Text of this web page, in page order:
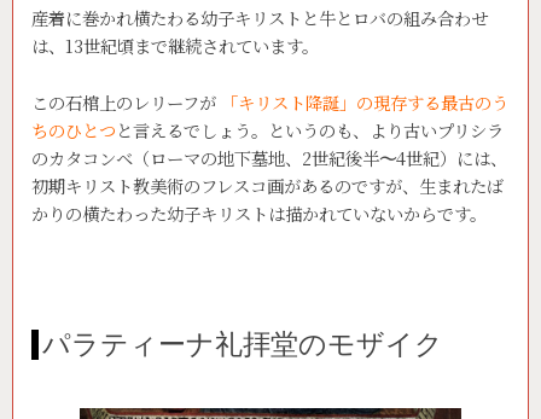
産着に巻かれ横たわる幼子キリストと牛とロバの組み合わせ
は、13世紀頃まで継続されています。
この石棺上のレリーフが
「キリスト降誕」の現存する最古のう
ちのひとつと言えるでしょう。というのも、より古いプリシラ
のカタコンベ（ローマの地下墓地、2世紀後半～4世紀）には、
初期キリスト教美術のフレスコ画があるのですが、生まれたば
かりの横たわった幼子キリストは描かれていないからです。
パラティーナ礼拝堂のモザイク